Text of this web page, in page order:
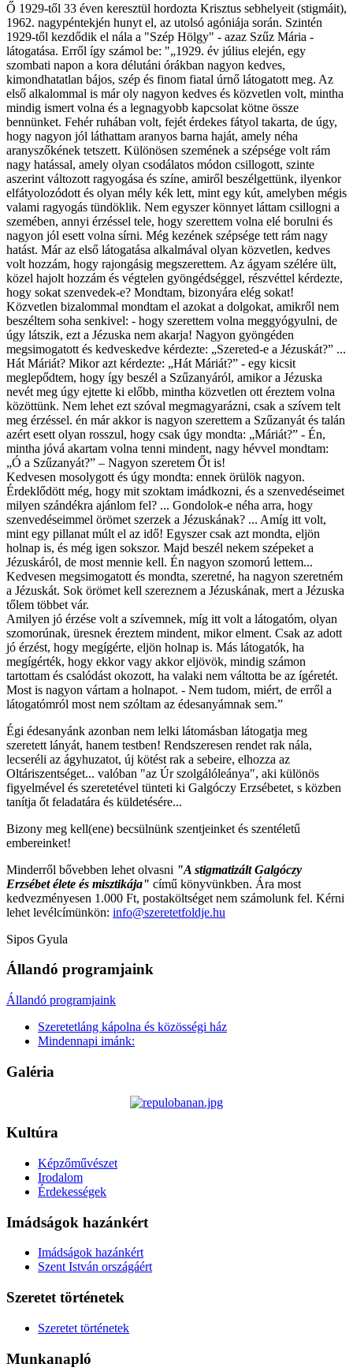
Ő 1929-től 33 éven keresztül hordozta Krisztus sebhelyeit (stigmáit),
1962. nagypéntekjén hunyt el, az utolsó agóniája során. Szintén
1929-től kezdődik el nála a "Szép Hölgy" - azaz Szűz Mária -
látogatása. Erről így számol be: "„1929. év július elején, egy
szombati napon a kora délutáni órákban nagyon kedves,
kimondhatatlan bájos, szép és finom fiatal úrnő látogatott meg. Az
első alkalommal is már oly nagyon kedves és közvetlen volt, mintha
mindig ismert volna és a legnagyobb kapcsolat kötne össze
bennünket. Fehér ruhában volt, fejét érdekes fátyol takarta, de úgy,
hogy nagyon jól láthattam aranyos barna haját, amely néha
aranyszőkének tetszett. Különösen szemének a szépsége volt rám
nagy hatással, amely olyan csodálatos módon csillogott, szinte
aszerint változott ragyogása és színe, amiről beszélgettünk, ilyenkor
elfátyolozódott és olyan mély kék lett, mint egy kút, amelyben mégis
valami ragyogás tündöklik. Nem egyszer könnyet láttam csillogni a
szemében, annyi érzéssel tele, hogy szerettem volna elé borulni és
nagyon jól esett volna sírni. Még kezének szépsége tett rám nagy
hatást. Már az első látogatása alkalmával olyan közvetlen, kedves
volt hozzám, hogy rajongásig megszerettem. Az ágyam szélére ült,
közel hajolt hozzám és végtelen gyöngédséggel, részvéttel kérdezte,
hogy sokat szenvedek-e? Mondtam, bizonyára elég sokat!
Közvetlen bizalommal mondtam el azokat a dolgokat, amikről nem
beszéltem soha senkivel: - hogy szerettem volna meggyógyulni, de
úgy látszik, ezt a Jézuska nem akarja! Nagyon gyöngéden
megsimogatott és kedveskedve kérdezte: „Szereted-e a Jézuskát?” ...
Hát Máriát? Mikor azt kérdezte: „Hát Máriát?” - egy kicsit
meglepődtem, hogy így beszél a Szűzanyáról, amikor a Jézuska
nevét meg úgy ejtette ki előbb, mintha közvetlen ott éreztem volna
közöttünk. Nem lehet ezt szóval megmagyarázni, csak a szívem telt
meg érzéssel. én már akkor is nagyon szerettem a Szűzanyát és talán
azért esett olyan rosszul, hogy csak úgy mondta: „Máriát?” - Én,
mintha jóvá akartam volna tenni mindent, nagy hévvel mondtam:
„Ó a Szűzanyát?” – Nagyon szeretem Őt is!
Kedvesen mosolygott és úgy mondta: ennek örülök nagyon.
Érdeklődött még, hogy mit szoktam imádkozni, és a szenvedéseimet
milyen szándékra ajánlom fel? ... Gondolok-e néha arra, hogy
szenvedéseimmel örömet szerzek a Jézuskának? ... Amíg itt volt,
mint egy pillanat múlt el az idő! Egyszer csak azt mondta, eljön
holnap is, és még igen sokszor. Majd beszél nekem szépeket a
Jézuskáról, de most mennie kell. Én nagyon szomorú lettem...
Kedvesen megsimogatott és mondta, szeretné, ha nagyon szeretném
a Jézuskát. Sok örömet kell szereznem a Jézuskának, mert a Jézuska
tőlem többet vár.
Amilyen jó érzése volt a szívemnek, míg itt volt a látogatóm, olyan
szomorúnak, üresnek éreztem mindent, mikor elment. Csak az adott
jó érzést, hogy megígérte, eljön holnap is. Más látogatók, ha
megígérték, hogy ekkor vagy akkor eljövök, mindig számon
tartottam és csalódást okozott, ha valaki nem váltotta be az ígéretét.
Most is nagyon vártam a holnapot. - Nem tudom, miért, de erről a
látogatómról most nem szóltam az édesanyámnak sem.”
Égi édesanyánk azonban nem lelki látomásban látogatja meg
szeretett lányát, hanem testben! Rendszeresen rendet rak nála,
lecseréli az ágyhuzatot, új kötést rak a sebeire, elhozza az
Oltáriszentséget... valóban "az Úr szolgálóleánya", aki különös
figyelmével és szeretetével tünteti ki Galgóczy Erzsébetet, s közben
tanítja őt feladatára és küldetésére...
Bizony meg kell(ene) becsülnünk szentjeinket és szentéletű
embereinket!
Minderről bővebben lehet olvasni "A stigmatizált Galgóczy
Erzsébet élete és misztikája" című könyvünkben. Ára most
kedvezményesen 1.000 Ft, postaköltséget nem számolunk fel. Kérni
lehet levélcímünkön: info@szeretetfoldje.hu
Sipos Gyula
Állandó programjaink
Állandó programjaink
Szeretetláng kápolna és közösségi ház
Mindennapi imánk:
Galéria
Kultúra
Képzőművészet
Irodalom
Érdekességek
Imádságok hazánkért
Imádságok hazánkért
Szent István országáért
Szeretet történetek
Szeretet történetek
Munkanapló